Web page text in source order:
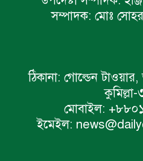
সম্পাদক: মোঃ
ঠিকানা: গোল্ডেন
মোবাইল:
ইমেইল: